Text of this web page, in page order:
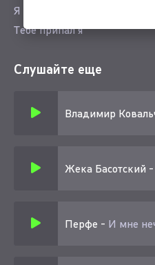
Я день забыл что
Тебе припал я
Слушайте еще
Владимир
Жека Басотский -
Перфе - И мне нечего